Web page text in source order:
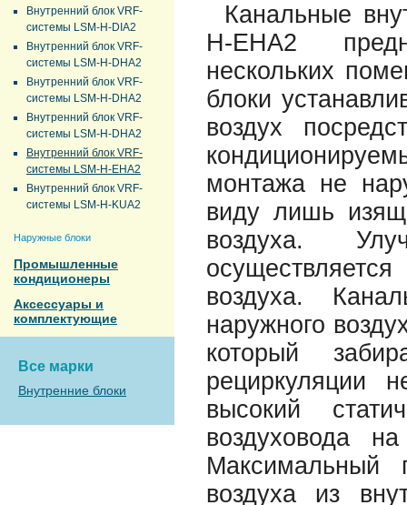
Внутренний блок VRF-
системы LSM-H-DIA2
Внутренний блок VRF-
системы LSM-H-DHA2
Внутренний блок VRF-
системы LSM-H-DHA2
Внутренний блок VRF-
системы LSM-H-DHA2
Внутренний блок VRF-
системы LSM-H-EHA2
Внутренний блок VRF-
системы LSM-H-KUA2
Наружные блоки
Промышленные
кондиционеры
Аксессуары и
комплектующие
Все марки
Внутренние блоки
Канальные
H-EHA2
нескольких
блоки
воздух
монтажа не
виду лишь
воздуха.
воздуха.
наружного
который
рециркуляции
высокий
воздуховода
Максимальный
воздуха из